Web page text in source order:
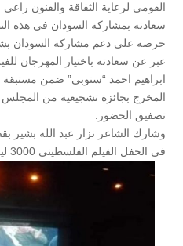
القومي لرعاية الثقاقة والفنون
سعادته بمشاركة السودان في هذه
حرصه على دعم مشاركة السودان
عبر عن سعادته باختيار المهرجان
ابراهيم احمد “سنوبي” ضمن مستبقة
المخرج بجائزة تشجيعية من المجلس
تصفيق الحضور.
وشارك الشاعر نزار عبد الله
في الحفل الفيلم الفلسطيني 3000 ليلة من إخراج مي المصري .